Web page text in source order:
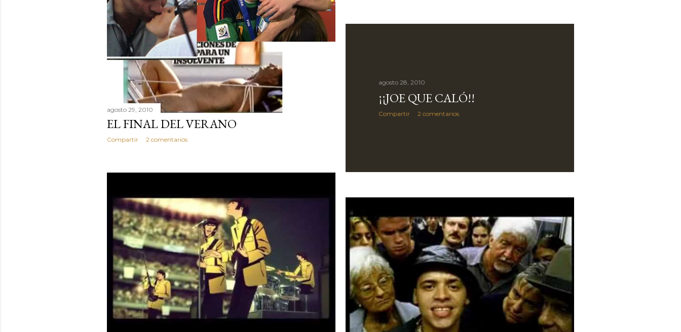
agosto 29, 2010
EL FINAL DEL VERANO
Compartir 2 comentarios
agosto 28, 2010
¡¡JOE QUE CALÓ!!
Compartir 2 comentarios